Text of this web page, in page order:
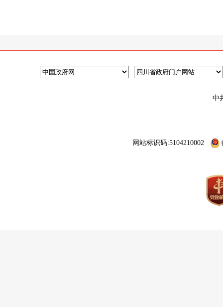
中
网站标识码:5104210002